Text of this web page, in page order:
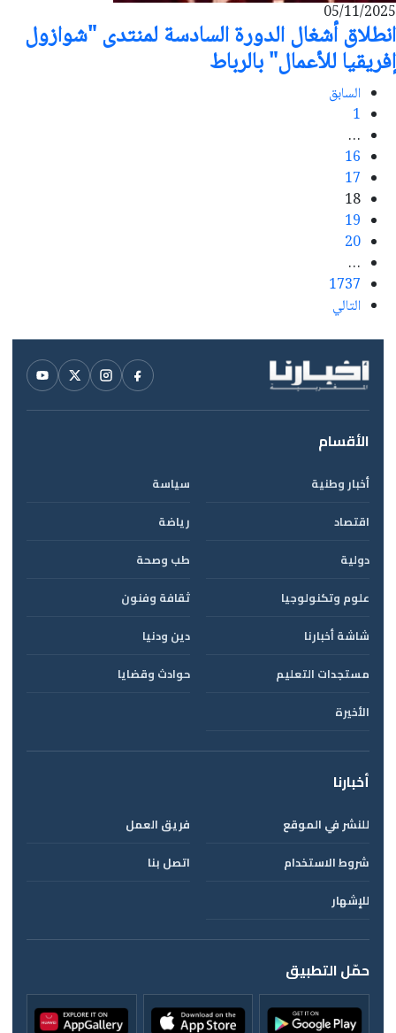
05/11/2025
انطلاق أشغال الدورة السادسة لمنتدى "شوازول
إفريقيا للأعمال" بالرباط
السابق
1
…
16
17
18
19
20
…
1737
التالي
الأقسام
أخبار وطنية
سياسة
اقتصاد
رياضة
دولية
طب وصحة
علوم وتكنولوجيا
ثقافة وفنون
شاشة أخبارنا
دين ودنيا
مستجدات التعليم
حوادث وقضايا
الأخيرة
أخبارنا
للنشر في الموقع
فريق العمل
شروط الاستخدام
اتصل بنا
للإشهار
حمّل التطبيق